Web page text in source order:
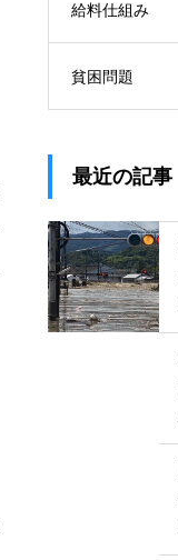
給料仕組み
貧困問題
最近の記事